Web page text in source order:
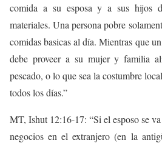
comida a su esposa y a sus hijos
materiales. Una persona pobre
comidas basicas al día. Mientras que
debe proveer a su mujer y familia
pescado, o lo que sea la costumbre
todos los días.”
MT, Ishut 12:16-17: “Si el esposo se
negocios en el extranjero (en la